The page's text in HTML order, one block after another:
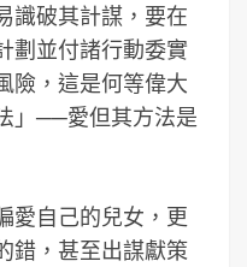
識破其計謀，要在
劃並付諸行動委實
險，這是何等偉大
」──愛但其方法是
愛自己的兒女，更
錯，甚至出謀獻策